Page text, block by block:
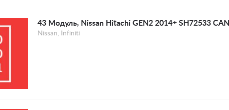
43 Модуль, Nissan Hitachi GEN2 2014+ SH72533 CAN
Nissan, Infiniti